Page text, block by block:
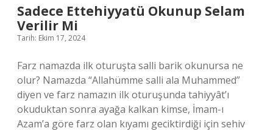
Sadece Ettehiyyatü Okunup Selam
Verilir Mi
Tarih: Ekim 17, 2024
Farz namazda ilk oturuşta salli barik okunursa ne
olur? Namazda “Allahümme salli ala Muhammed”
diyen ve farz namazın ilk oturuşunda tahiyyât’ı
okuduktan sonra ayağa kalkan kimse, İmam-ı
Azam’a göre farz olan kıyamı geciktirdiği için sehiv